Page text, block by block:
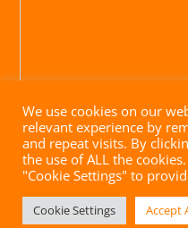
Impressum|
We use cookies on our
relevant experience by
and repeat visits. By
the use of ALL the
"Cookie Settings" to
Cookie Settings Accept